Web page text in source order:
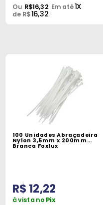
Ou R$16,32 Em até1X
de R$16,32
100 Unidades Abraçadeira
Nylon 3,5mm x 200mm
Branca Foxlux
R$ 12,22
à vista no Pix